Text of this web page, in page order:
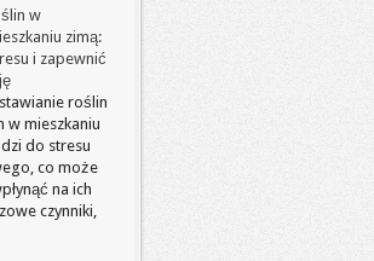
w
zimą:
i zapewnić
roślin
w mieszkaniu
do stresu
co może
na ich
czynniki,